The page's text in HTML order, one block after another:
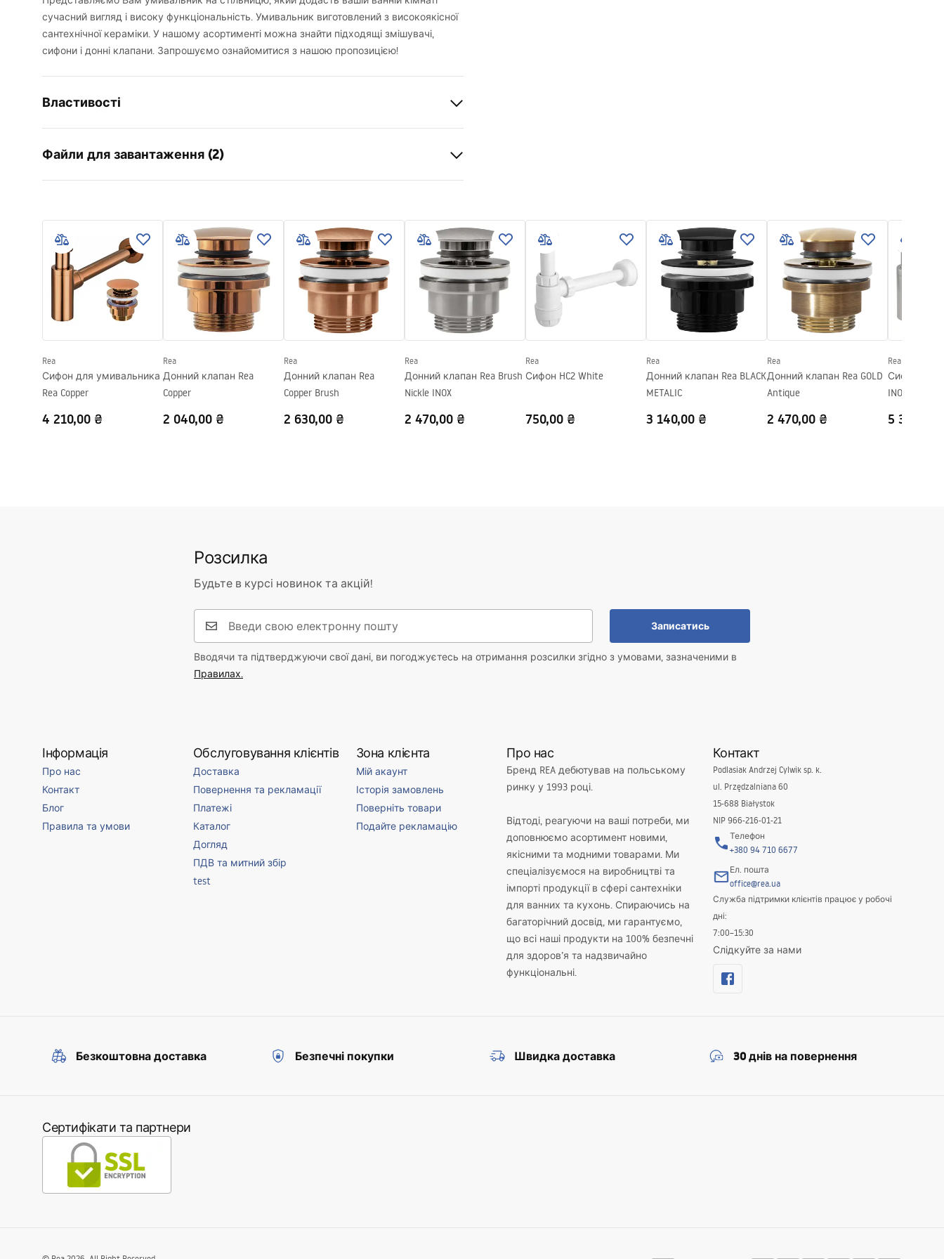
сучасний вигляд і високу функціональність. Умивальник виготовлений з високоякісної
сантехнічної кераміки. У нашому асортименті можна знайти підходящі змішувачі,
сифони і донні клапани. Запрошуємо ознайомитися з нашою пропозицією!
Властивості
Матеріал
Колір
Білий
Ширина
Висота
150
Глибина
Форма
Отвір на змішувач
Ні
Переливний отвір
Файли для завантаження (2)
Warranty_Terms_and_Conditions_
Basins_-_5.pdf
Rea
Сифон для умивальника
Rea Copper
4 210,00 ₴
Rea
Донний клапан Rea
Copper
2 040,00 ₴
Rea
Донний клапан Rea
Copper Brush
2 630,00 ₴
Rea
Донний клапан Rea Brush
Nickle INOX
2 470,00 ₴
Rea
Сифон HC2 White
750,00 ₴
Rea
Донний клапан Rea BLACK
METALIC
3 140,00 ₴
Rea
Донний клапан Rea GOLD
Antique
2 470,00 ₴
Rea
Сифон REA
INOX
5 390,00
Розсилка
Будьте в курсі новинок та акцій!
Записатись
Вводячи та підтверджуючи свої дані, ви погоджуєтесь на отримання розсилки згідно з умовами, зазначеними в
Правилах.
Інформація
Про нас
Контакт
Блог
Правила та умови
Обслуговування клієнтів
Доставка
Повернення та рекламації
Платежі
Каталог
Догляд
ПДВ та митний збір
test
Зона клієнта
Мій акаунт
Історія замовлень
Поверніть товари
Подайте рекламацію
Про нас
Бренд REA дебютував на польському
ринку у 1993 році.
Відтоді, реагуючи на ваші потреби, ми
доповнюємо асортимент новими,
якісними та модними товарами. Ми
спеціалізуємося на виробництві та
імпорті продукції в сфері сантехніки
для ванних та кухонь. Спираючись на
багаторічний досвід, ми гарантуємо,
що всі наші продукти на 100% безпечні
для здоров’я та надзвичайно
функціональні.
Контакт
Podlasiak Andrzej Cylwik sp. k.
ul. Przędzalniana 60
15-688 Białystok
NIP 966-216-01-21
Телефон
+380 94 710 6677
Ел. пошта
office@rea.ua
Служба підтримки клієнтів працює у робочі
дні:
7:00–15:30
Слідкуйте за нами
Безкоштовна доставка Безпечні покупки Швидка доставка 30 днів на повернення
Сертифікати та партнери